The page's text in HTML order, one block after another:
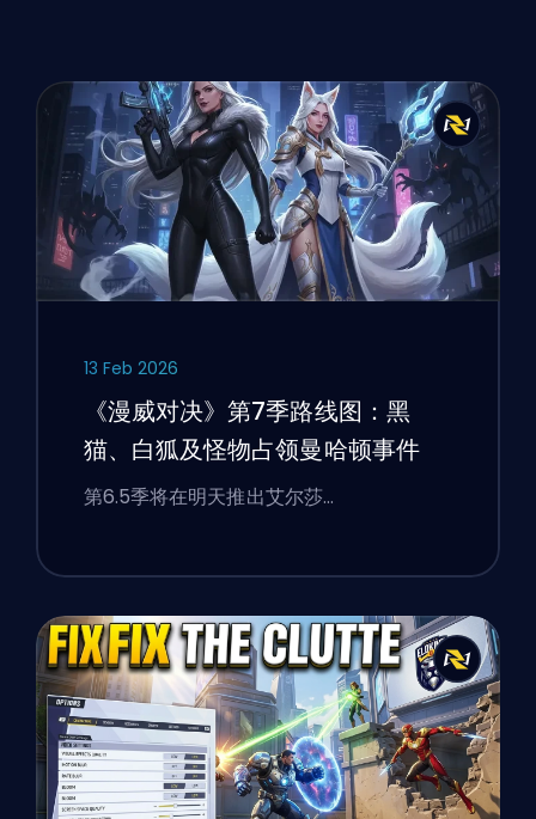
13 Feb 2026
《漫威对决》第7季路线图：黑
猫、白狐及怪物占领曼哈顿事件
第6.5季将在明天推出艾尔莎…